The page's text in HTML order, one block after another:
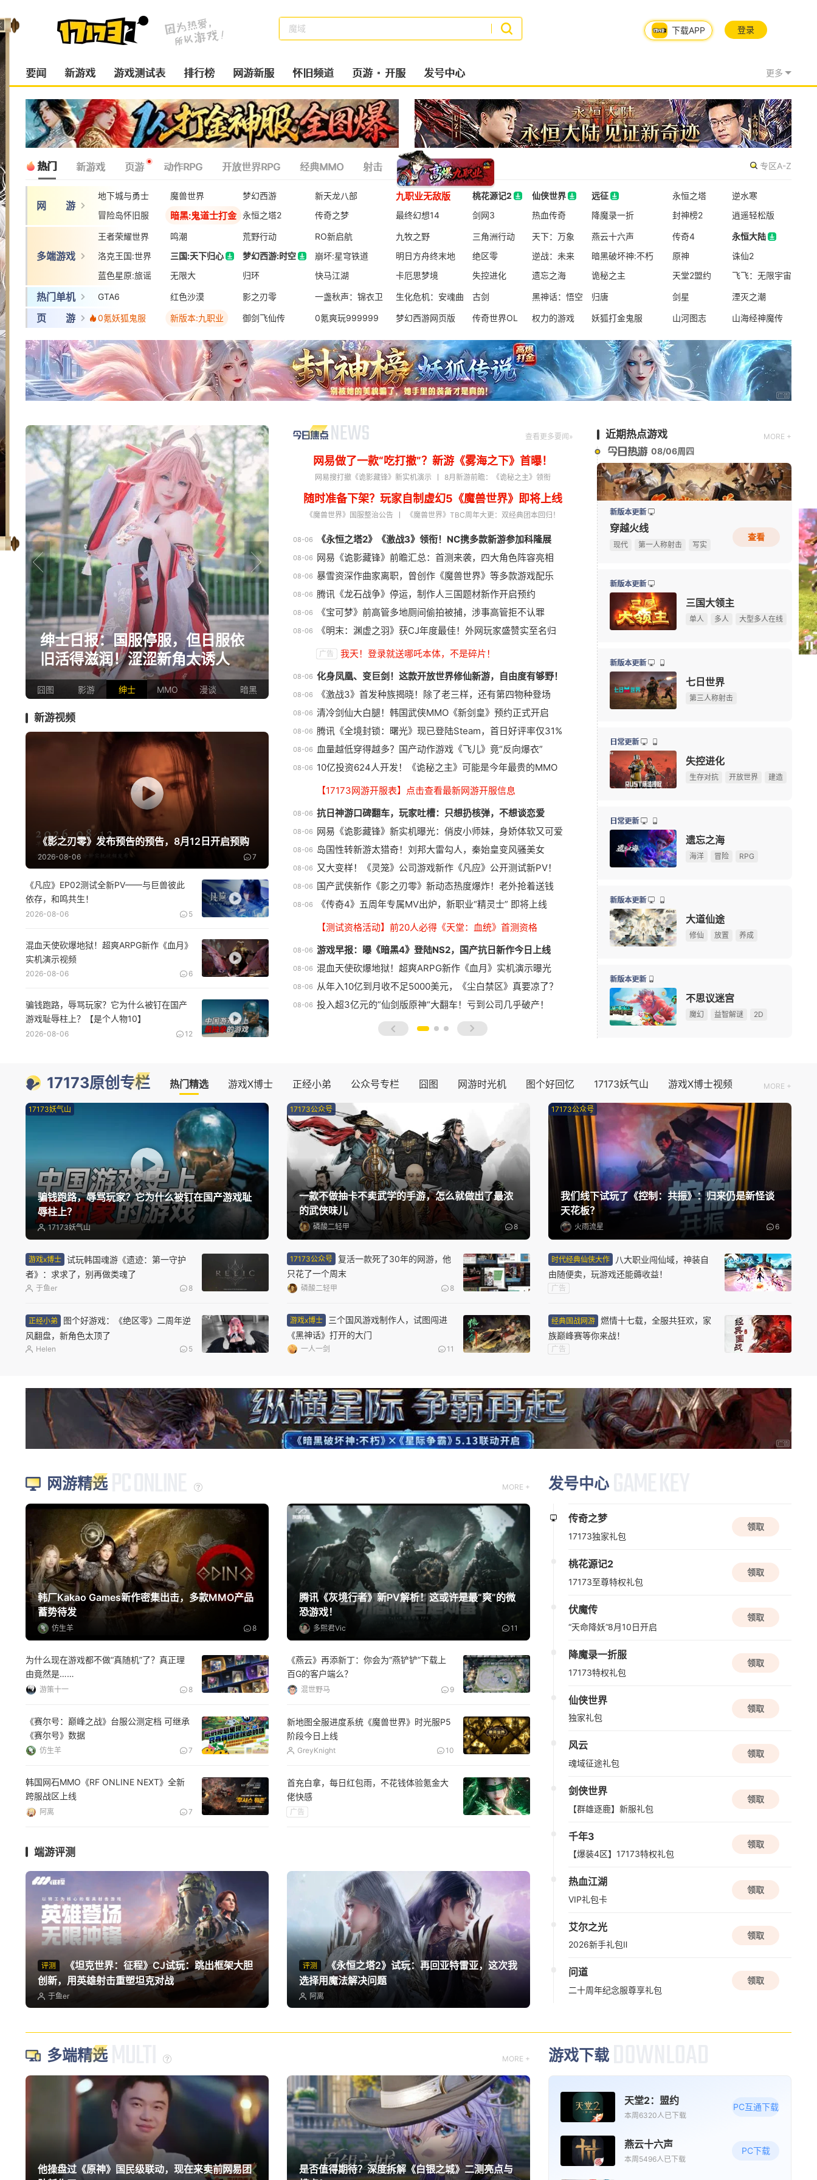
魔域 下载APP 登录
要闻 新游戏 游戏测试表 排行榜 网游新服 怀旧频道 页游 开服 发号中心 更多
热门 新游戏 页游 动作RPG 开放世界RPG 经典MMO 射击 策略类 二次元 专区A-Z
网 游
地下城与勇士 魔兽世界 梦幻西游 新天龙八部 九职业无敌版
桃花源记2
桃花源记2
仙侠世界
仙侠世界
远征
远征
永恒之塔
逆水寒
冒险岛怀旧服
暗黑:鬼道士打金 永恒之塔2 传奇之梦 最终幻想14 剑网3 热血传奇 降魔录一折 封神榜2 逍遥轻松版
多端游戏
王者荣耀世界 鸣潮 荒野行动 RO新启航 九牧之野 三角洲行动 天下：万象 燕云十六声 传奇4
永恒大陆
永恒大陆
洛克王国:世界
三国:天下归心
三国:天下归心
梦幻西游:时空
梦幻西游:时空
崩坏:星穹铁道 明日方舟终末地 绝区零 逆战：未来 暗黑破坏神:不朽 原神
诛仙2
蓝色星原:旅谣
无限大 归环 快马江湖 卡厄思梦境 失控进化 遗忘之海 诡秘之主 天堂2盟约 飞飞：无限宇宙
热门单机 GTA6 红色沙漠 影之刃零 一盏秋声：锦衣卫 生化危机：安魂曲 古剑 黑神话：悟空 归唐 剑星 湮灭之潮
页 游 0氪妖狐鬼服 新版本:九职业 御剑飞仙传 0氪爽玩999999 梦幻西游网页版 传奇世界OL 权力的游戏 妖狐打金鬼服 山河图志 山海经神魔传
绅士日报：国服停服，但日服依
旧活得滋润！涩涩新角太诱人
《冒险岛》怀旧服三服大乱斗！
国服人满为患，台服外挂猖狂
正惊漫谈：从MU开始，为什么网
游翅膀成了"躲不掉的刚需"？
prev next
囧图 影游 绅士 MMO 漫谈 暗黑
新游视频
《影之刃零》发布预告的预告，8月12日开启预购
2026-08-06 7
《凡应》EP02测试全新PV——与巨兽彼此
依存，和鸣共生！
2026-08-06 5
混血天使砍爆地狱！超爽ARPG新作《血月》
实机演示视频
2026-08-06 6
骗钱跑路，辱骂玩家？它为什么被钉在国产
游戏耻辱柱上？【是个人物10】
2026-08-06 12
查看更多要闻»
网易做了一款“吃打撤”？新游《雾海之下》首曝！
网易搜打撤《诡影藏锋》新实机演示 8月新游前瞻：《诡秘之主》领衔
随时准备下架？玩家自制虚幻5《魔兽世界》即将上线
《魔兽世界》国服整治公告 《魔兽世界》TBC周年大更：双经典团本回归！
08-06 《永恒之塔2》《激战3》领衔！NC携多款新游参加科隆展
08-06 网易《诡影藏锋》前瞻汇总：首测来袭，四大角色阵容亮相
08-06 暴雪资深作曲家离职，曾创作《魔兽世界》等多款游戏配乐
08-06 腾讯《龙石战争》停运，制作人三国题材新作开启预约
08-06 《宝可梦》前高管多地厕间偷拍被捕，涉事高管拒不认罪
08-06 《明末：渊虚之羽》获CJ年度最佳！外网玩家盛赞实至名归
广告 我天！登录就送哪吒本体，不是碎片！
08-06 化身凤凰、变巨剑！这款开放世界修仙新游，自由度有够野！
08-06 《激战3》首发种族揭晓！除了老三样，还有第四物种登场
08-06 清冷剑仙大白腿！韩国武侠MMO《新剑皇》预约正式开启
08-06 腾讯《全境封锁：曙光》现已登陆Steam，首日好评率仅31%
08-06 血量越低穿得越多？国产动作游戏《飞儿》竟“反向爆衣”
08-06 10亿投资624人开发！《诡秘之主》可能是今年最贵的MMO
【17173网游开服表】点击查看最新网游开服信息
08-06 抗日神游口碑翻车，玩家吐槽：只想扔核弹，不想谈恋爱
08-06 网易《诡影藏锋》新实机曝光：俏皮小师妹，身娇体软又可爱
08-06 岛国性转新游太猎奇！刘邦大雷勾人，秦始皇变风骚美女
08-06 又大变样！《灵笼》公司游戏新作《凡应》公开测试新PV！
08-06 国产武侠新作《影之刃零》新动态热度爆炸！老外抢着送钱
08-06
《传奇4》五周年专属MV出炉，新职业“精灵士” 即将上线
【测试资格活动】前20人必得《天堂：血统》首测资格
08-06 游戏早报：曝《暗黑4》登陆NS2，国产抗日新作今日上线
08-06 混血天使砍爆地狱！超爽ARPG新作《血月》实机演示曝光
08-06 从年入10亿到月收不足5000美元，《尘白禁区》真要凉了？
08-06 投入超3亿元的”仙剑版原神“大翻车！亏到公司几乎破产！
《Apex英雄》S30爆料：排位或将新增传奇禁用系统
《完美世界：诸神之战》东方奇遇季今日正式开启
《三角洲行动》夏季赛即将开赛，换新赛制后会更好
绅士日报：冷门国产舰娘游戏新皮纯欲攻势，御姐萝
《刺客信条》功勋总监回归育碧，执掌系列新项目
Krafto新作出征科隆展，《绝地求生》衍生FPS全球首
限定手办直接送！上海全新动漫献血屋8月7日开启抽
10大坐骑免费送！《魔兽世界》国服21周年庆典明日
游戏早报：腾讯《天堂M》开测，网易《诡影藏锋》新
《守望先锋》新英雄D.Mon亮相！D.Va昔日队友终于
暗黑4国服免费领本体最后一天！原价128元，今晚
游戏早报：外媒盛赞《抵抗者》 冒险岛怀旧服国际服
【17173网游开服表】点击查看最新网游开服信息
俄罗斯大雷美女cos《巫师3》叶奈法！波涛汹涌大方
游戏早报：九阴新作细节曝光，粉丝自制魔兽即将上线
75岁初代“神奇女侠”晒沐浴照 网友感叹颜值冻龄
多图预警！CJ咪咕游戏展台高颜值游戏角色全捕捉
《永恒之塔2》现场COS精彩回顾，哪一位Cos角色最
剑网三《鹅鸭杀》联动，金山世游展台被玩家“攻陷”
【测试资格活动】前20人必得《天堂：血统》首测资格
ChinaJoy 第一天，《街头篮球》热血直上篮筐
正惊GIF：表情如此羞涩！美女这个表情，让人遐想连
ChinaJoy现场小姐姐分享：云逛展福利这不就来了
2026ChinaJoy现场：永恒之塔的小姐姐，哪个是你的
近期热点游戏 MORE +
08/05周三
天堂：血统
MMO 角色扮演
新版本更新
仙侠世界
即时
时空猎人·觉醒
新版本更新
闪耀暖暖
08/06周四
新版本更新
穿越火线
现代 第一人称射击 写实
查看
新版本更新
三国大领主
单人 多人 大型多人在线
新版本更新
七日世界
第三人称射击
日常更新
失控进化
生存对抗 开放世界 建造
日常更新
遗忘之海
海洋 冒险 RPG
新版本更新
大道仙途
修仙 放置 养成
新版本更新
不思议迷宫
魔幻 益智解谜 2D
搜打撤 中式恐怖
新版本更新
奥比岛：梦想国度
换装 模拟经营 休闲益智
半写实 2.5D
怪物猎人：旅人
动作角色扮演 开放世界
资料片更新
桃花源记2
Q版 休闲
2D 射击
17173原创专栏 热门精选 游戏X博士 正经小弟 公众号专栏 囧图 网游时光机 图个好回忆 17173妖气山 游戏X博士视频 MORE +
17173妖气山
骗钱跑路，辱骂玩家？它为什么被钉在国产游戏耻
辱柱上？
17173妖气山
17173公众号
一款不做抽卡不卖武学的手游，怎么就做出了最浓
的武侠味儿
磷酸二轻甲 8
17173公众号
我们线下试玩了《控制：共振》：归来仍是新怪谈
天花板？
火雨流星 6
游戏x博士
试玩韩国魂游《遗迹：第一守护
者》：求求了，别再做类魂了
于鱼er 8
17173公众号
复活一款死了30年的网游，他
只花了一个周末
磷酸二轻甲 8
时代经典仙侠大作
八大职业闯仙域，神装自
由随便卖，玩游戏还能薅收益！
广告
正经小弟
图个好游戏：《绝区零》二周年逆
风翻盘，新角色太顶了
Helen 5
游戏x博士
三个国风游戏制作人，试图闯进
《黑神话》打开的大门
一人一剑 11
经典国战网游
燃情十七载，全服共狂欢，家
族巅峰赛等你来战！
广告
网游精选 MORE +
韩厂Kakao Games新作密集出击，多款MMO产品
蓄势待发
仿生羊 8
腾讯《灰境行者》新PV解析！这或许是最“爽”的微
恐游戏！
多熙君Vic 11
为什么现在游戏都不做“真随机”了？真正理
由竟然是……
游策十一 8
《燕云》再添新丁：你会为“燕铲铲”下载上
百G的客户端么？
混世野马 9
《赛尔号：巅峰之战》台服公测定档 可继承
《赛尔号》数据
仿生羊 7
新地图全服进度系统《魔兽世界》时光服P5
阶段今日上线
GreyKnight 10
韩国网石MMO《RF ONLINE NEXT》全新
跨服战区上线
阿离 7
首充白拿，每日红包雨，不花钱体验氪金大
佬快感
广告
端游评测
评测
创新，用英雄射击重塑坦克对战
于鱼er
评测
《永恒之塔2》试玩：再回亚特雷亚，这次我
选择用魔法解决问题
阿离
发号中心
传奇之梦
17173独家礼包
领取
桃花源记2
17173至尊特权礼包
领取
伏魔传
“天命降妖”8月10日开启
领取
降魔录一折服
17173特权礼包
领取
仙侠世界
独家礼包
领取
风云
魂域征途礼包
领取
剑侠世界
【群雄逐鹿】新服礼包
领取
千年3
【爆装4区】17173特权礼包
领取
热血江湖
VIP礼包卡
领取
艾尔之光
2026新手礼包Ⅱ
领取
问道
二十周年纪念服尊享礼包
领取
多端精选 MORE +
他操盘过《原神》国民级联动，现在来卖前网易团
是否值得期待？深度拆解《白银之城》二测亮点与
游戏下载
天堂2：盟约
本周6320人已下载
PC互通下载
燕云十六声
本周5496人已下载
PC下载